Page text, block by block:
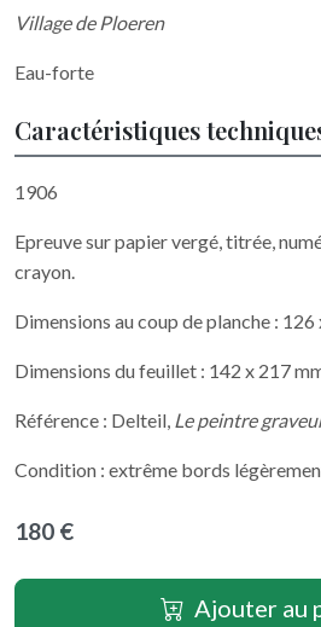
Village de Ploeren
Eau-forte
Caractéristiques
1906
Epreuve sur papier vergé, titrée,
crayon.
Dimensions au coup de planche : 126
Dimensions du feuillet : 142 x 217
Référence : Delteil, Le peintre
Condition : extrême bords
180 €
Ajouter au